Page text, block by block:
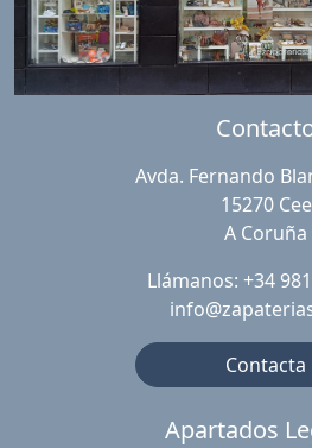
Avda. Fernando
15270 Cee
A Coruña
Llámanos: +34
Contacta
Apartados